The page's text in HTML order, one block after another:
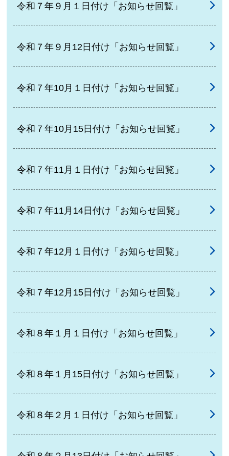
令和７年９月１日付け「お知らせ回覧」
令和７年９月12日付け「お知らせ回覧」
令和７年10月１日付け「お知らせ回覧」
令和７年10月15日付け「お知らせ回覧」
令和７年11月１日付け「お知らせ回覧」
令和７年11月14日付け「お知らせ回覧」
令和７年12月１日付け「お知らせ回覧」
令和７年12月15日付け「お知らせ回覧」
令和８年１月１日付け「お知らせ回覧」
令和８年１月15日付け「お知らせ回覧」
令和８年２月１日付け「お知らせ回覧」